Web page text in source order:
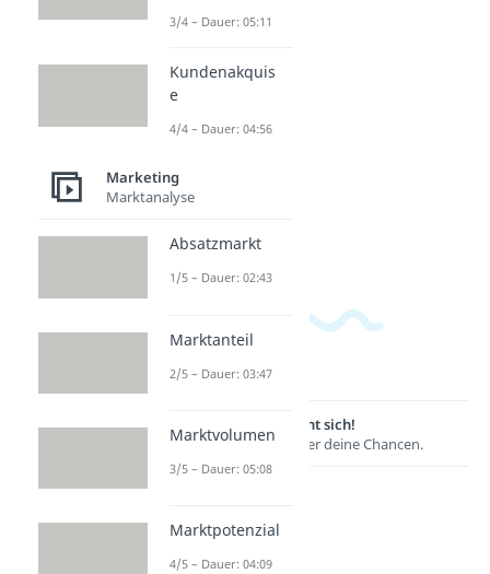
Lernen lohnt sich!
Entdecke hier deine Chancen.
3/4 – Dauer: 05:11
Kundenakquis
e
4/4 – Dauer: 04:56
Marketing
Marktanalyse
Absatzmarkt
1/5 – Dauer: 02:43
Marktanteil
2/5 – Dauer: 03:47
Marktvolumen
3/5 – Dauer: 05:08
Marktpotenzial
4/5 – Dauer: 04:09